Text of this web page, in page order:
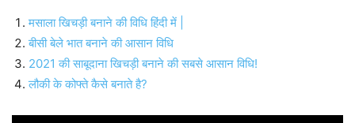
मसाला खिचड़ी बनाने की विधि हिंदी में |
बीसी बेले भात बनाने की आसान विधि
2021 की साबूदाना खिचड़ी बनाने की सबसे आसान विधि!
लौकी के कोफ्ते कैसे बनाते है?